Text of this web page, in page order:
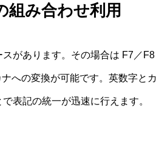
組み合わせ利用
があります。その場合は F7／F8
への変換が可能です。英数字とカ
表記の統一が迅速に行えます。